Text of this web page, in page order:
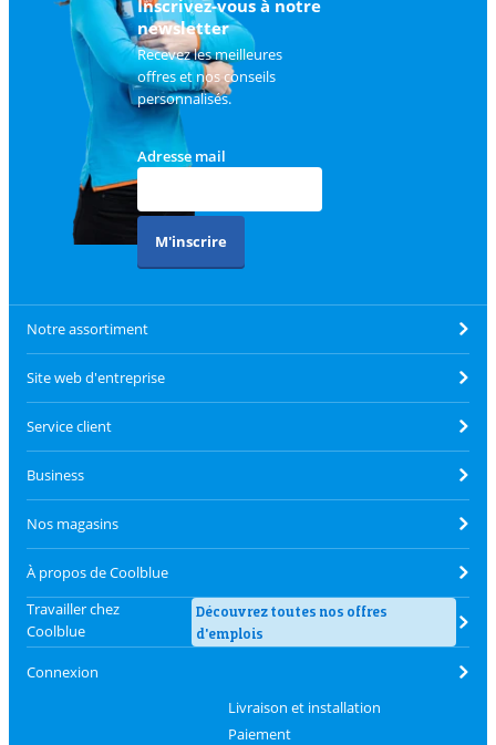
Inscrivez-vous à notre
newsletter
Recevez les meilleures
offres et nos conseils
personnalisés.
Adresse mail
M'inscrire
Notre assortiment
Site web d'entreprise
Service client
Business
Nos magasins
À propos de Coolblue
Travailler chez
Coolblue
Découvrez toutes nos offres
d'emplois
Connexion
Livraison et installation
Paiement